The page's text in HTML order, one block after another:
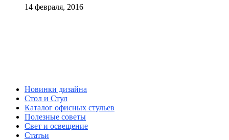
14 февраля, 2016
Новинки дизайна
Стол и Стул
Каталог офисных стульев
Полезные советы
Свет и освещение
Статьи